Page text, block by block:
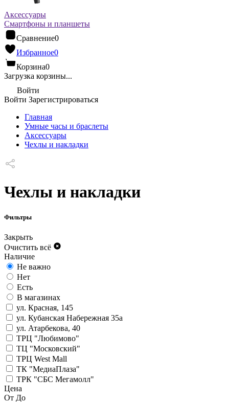
Аксессуары
Смартфоны и планшеты
Сравнение0
Избранное0
Корзина0
Загрузка корзины...
Войти
Войти Зарегистрироваться
Главная
Умные часы и браслеты
Аксессуары
Чехлы и накладки
Чехлы и накладки
Фильтры
Закрыть
Очистить всё
Наличие
Не важно
Нет
Есть
В магазинах
ул. Красная, 145
ул. Кубанская Набережная 35а
ул. Атарбекова, 40
ТРЦ "Любимово"
ТЦ "Московский"
ТРЦ West Mall
ТК "МедиаПлаза"
ТРК "СБС Мегамолл"
Цена
От До